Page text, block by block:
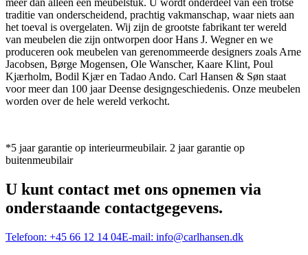
meer dan alleen een meubelstuk. U wordt onderdeel van een trotse
traditie van onderscheidend, prachtig vakmanschap, waar niets aan
het toeval is overgelaten. Wij zijn de grootste fabrikant ter wereld
van meubelen die zijn ontworpen door Hans J. Wegner en we
produceren ook meubelen van gerenommeerde designers zoals Arne
Jacobsen, Børge Mogensen, Ole Wanscher, Kaare Klint, Poul
Kjærholm, Bodil Kjær en Tadao Ando. Carl Hansen & Søn staat
voor meer dan 100 jaar Deense designgeschiedenis. Onze meubelen
worden over de hele wereld verkocht.
*5 jaar garantie op interieurmeubilair. 2 jaar garantie op
buitenmeubilair
U kunt contact met ons opnemen via
onderstaande contactgegevens.
Telefoon: +45 66 12 14 04E-mail: info@carlhansen.dk